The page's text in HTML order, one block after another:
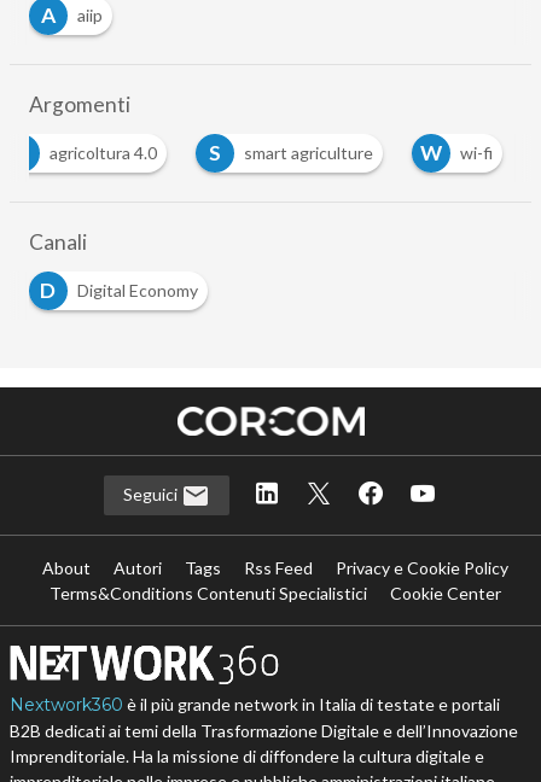
A
aiip
Argomenti
agricoltura 4.0 S smart agriculture W wi-fi
Canali
D
Digital Economy
Seguici
About Autori Tags Rss Feed
Privacy e Cookie Policy
Terms&Conditions Contenuti Specialistici
Cookie Center
Nextwork360 è il più grande network in Italia di testate e portali
B2B dedicati ai temi della Trasformazione Digitale e dell’Innovazione
Imprenditoriale. Ha la missione di diffondere la cultura digitale e